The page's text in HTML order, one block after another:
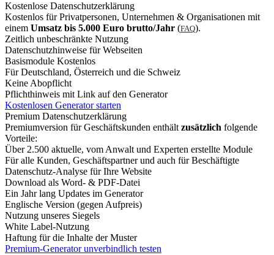
Kostenlose Datenschutzerklärung
Kostenlos für Privatpersonen, Unternehmen & Organisationen mit
einem Umsatz bis 5.000 Euro brutto/Jahr (FAQ).
Zeitlich unbeschränkte Nutzung
Datenschutzhinweise für Webseiten
Basismodule Kostenlos
Für Deutschland, Österreich und die Schweiz
Keine Abopflicht
Pflichthinweis mit Link auf den Generator
Kostenlosen Generator starten
Premium Datenschutzerklärung
Premiumversion für Geschäftskunden enthält zusätzlich folgende
Vorteile:
Über 2.500 aktuelle, vom Anwalt und Experten erstellte Module
Für alle Kunden, Geschäftspartner und auch für Beschäftigte
Datenschutz-Analyse für Ihre Website
Download als Word- & PDF-Datei
Ein Jahr lang Updates im Generator
Englische Version (gegen Aufpreis)
Nutzung unseres Siegels
White Label-Nutzung
Haftung für die Inhalte der Muster
Premium-Generator unverbindlich testen